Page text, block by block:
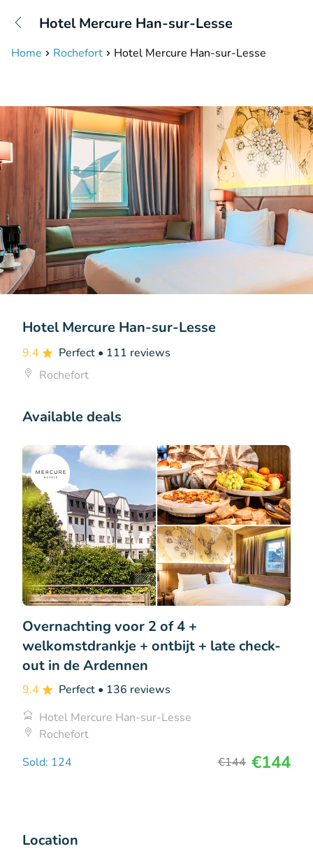
Available until 23:00
Hotel Mercure Han-sur-Lesse
Home Rochefort Hotel Mercure Han-sur-Lesse
Hotel Mercure Han-sur-Lesse
9.4 Perfect • 111 reviews
Rochefort
Available deals
Overnachting voor 2 of 4 +
welkomstdrankje + ontbijt + late check-
out in de Ardennen
9.4 Perfect • 136 reviews
Hotel Mercure Han-sur-Lesse
Rochefort
Sold: 124
€144 €144
Location